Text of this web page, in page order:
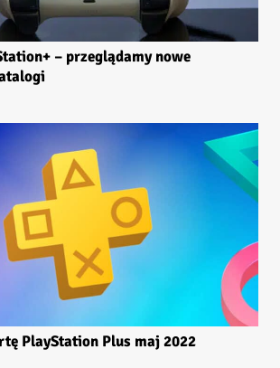
– przeglądamy nowe
PlayStation Plus maj 2022